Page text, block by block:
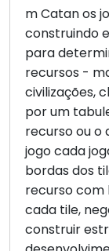
m Catan os
construindo
para
recursos -
civilizações,
por um
recurso ou o
jogo cada
bordas dos
recurso com
cada tile,
construir